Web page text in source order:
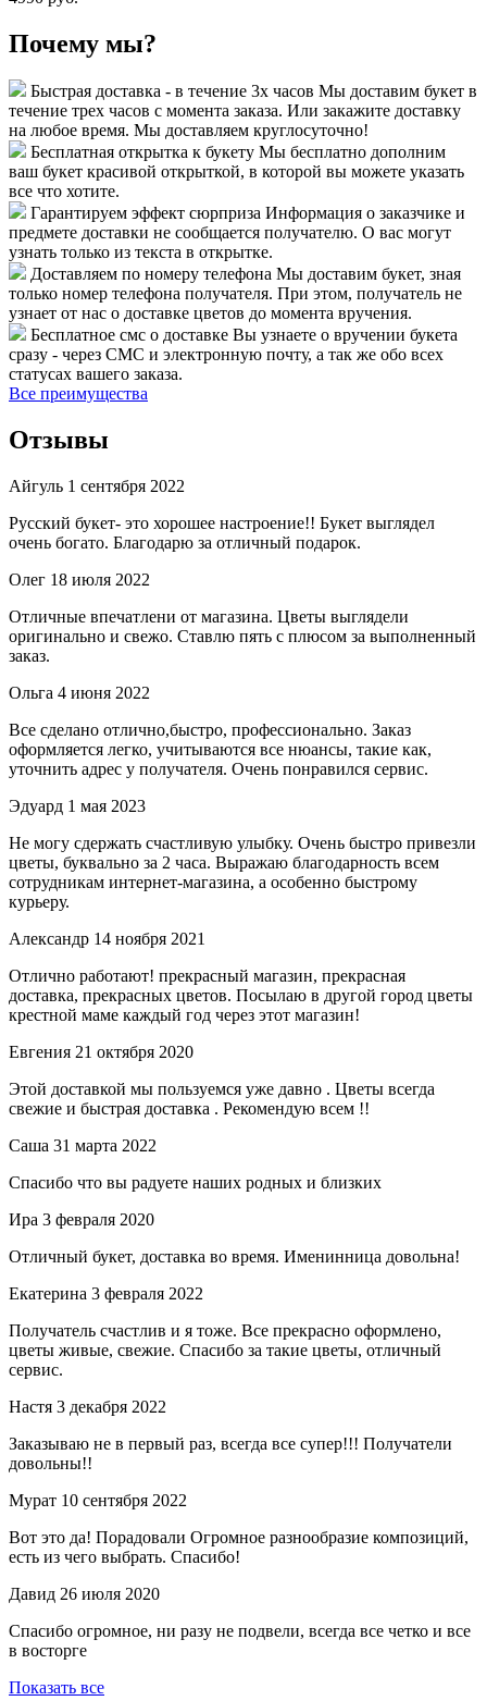
Почему мы?
Быстрая доставка - в течение 3х часов Мы доставим букет в
течение трех часов с момента заказа. Или закажите доставку
на любое время. Мы доставляем круглосуточно!
Бесплатная открытка к букету Мы бесплатно дополним
ваш букет красивой открыткой, в которой вы можете указать
все что хотите.
Гарантируем эффект сюрприза Информация о заказчике и
предмете доставки не сообщается получателю. О вас могут
узнать только из текста в открытке.
Доставляем по номеру телефона Мы доставим букет, зная
только номер телефона получателя. При этом, получатель не
узнает от нас о доставке цветов до момента вручения.
Бесплатное смс о доставке Вы узнаете о вручении букета
сразу - через СМС и электронную почту, а так же обо всех
статусах вашего заказа.
Все преимущества
Отзывы
Айгуль 1 сентября 2022
Русский букет- это хорошее настроение!! Букет выглядел
очень богато. Благодарю за отличный подарок.
Олег 18 июля 2022
Отличные впечатлени от магазина. Цветы выглядели
оригинально и свежо. Ставлю пять с плюсом за выполненный
заказ.
Ольга 4 июня 2022
Все сделано отлично,быстро, профессионально. Заказ
оформляется легко, учитываются все нюансы, такие как,
уточнить адрес у получателя. Очень понравился сервис.
Эдуард 1 мая 2023
Не могу сдержать счастливую улыбку. Очень быстро привезли
цветы, буквально за 2 часа. Выражаю благодарность всем
сотрудникам интернет-магазина, а особенно быстрому
курьеру.
Александр 14 ноября 2021
Отлично работают! прекрасный магазин, прекрасная
доставка, прекрасных цветов. Посылаю в другой город цветы
крестной маме каждый год через этот магазин!
Евгения 21 октября 2020
Этой доставкой мы пользуемся уже давно . Цветы всегда
свежие и быстрая доставка . Рекомендую всем !!
Саша 31 марта 2022
Спасибо что вы радуете наших родных и близких
Ира 3 февраля 2020
Отличный букет, доставка во время. Именинница довольна!
Екатерина 3 февраля 2022
Получатель счастлив и я тоже. Все прекрасно оформлено,
цветы живые, свежие. Спасибо за такие цветы, отличный
сервис.
Настя 3 декабря 2022
Заказываю не в первый раз, всегда все супер!!! Получатели
довольны!!
Мурат 10 сентября 2022
Вот это да! Порадовали Огромное разнообразие композиций,
есть из чего выбрать. Спасибо!
Давид 26 июля 2020
Спасибо огромное, ни разу не подвели, всегда все четко и все
в восторге
Показать все